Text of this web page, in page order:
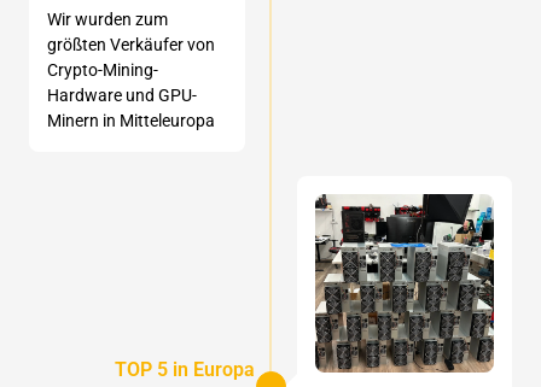
Wir wurden zum
größten Verkäufer von
Crypto-Mining-
Hardware und GPU-
Minern in Mitteleuropa
TOP 5 in Europa